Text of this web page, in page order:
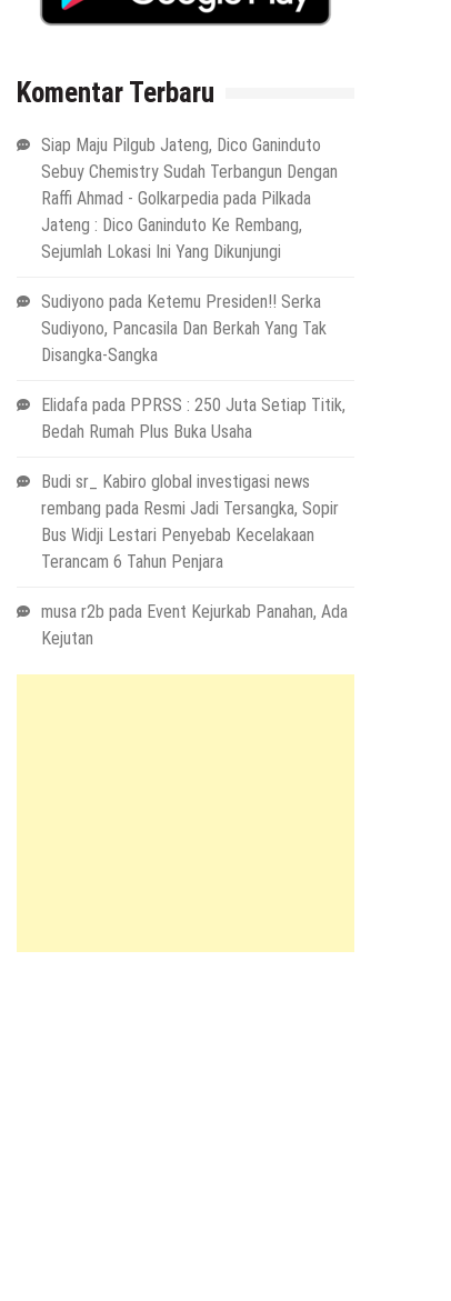
Komentar Terbaru
Siap Maju Pilgub Jateng, Dico Ganinduto
Sebuy Chemistry Sudah Terbangun Dengan
Raffi Ahmad - Golkarpedia pada Pilkada
Jateng : Dico Ganinduto Ke Rembang,
Sejumlah Lokasi Ini Yang Dikunjungi
Sudiyono pada Ketemu Presiden!! Serka
Sudiyono, Pancasila Dan Berkah Yang Tak
Disangka-Sangka
Elidafa pada PPRSS : 250 Juta Setiap Titik,
Bedah Rumah Plus Buka Usaha
Budi sr_ Kabiro global investigasi news
rembang pada Resmi Jadi Tersangka, Sopir
Bus Widji Lestari Penyebab Kecelakaan
Terancam 6 Tahun Penjara
musa r2b pada Event Kejurkab Panahan, Ada
Kejutan